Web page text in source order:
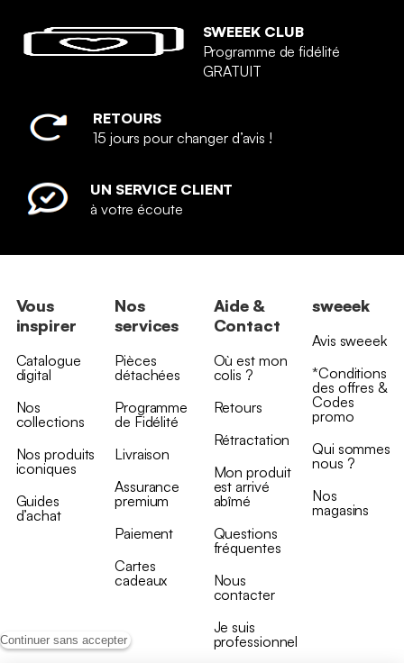
Continuer sans accepter
SWEEEK CLUB
Programme de fidélité
GRATUIT
RETOURS
15 jours pour changer d’avis !
UN SERVICE CLIENT
à votre écoute
Vous
inspirer
Catalogue
digital
Nos
collections
Nos produits
iconiques
Guides
d’achat
Nos
services
Pièces
détachées
Programme
de Fidélité
Livraison
Assurance
premium
Paiement
Cartes
cadeaux
Aide &
Contact
Où est mon
colis ?
Retours
Rétractation
Mon produit
est arrivé
abîmé
Questions
fréquentes
Nous
contacter
Je suis
professionnel
sweeek
Avis sweeek
*Conditions
des offres &
Codes
promo
Qui sommes
nous ?
Nos
magasins